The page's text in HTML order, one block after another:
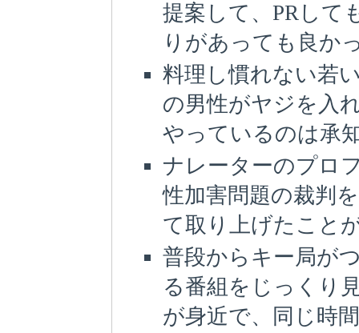
提案して、PRして
りがあっても良か
料理し慣れない若
の男性がヤジを入
やっているのは承
ナレーターのプロ
性加害問題の裁判
て取り上げたこと
普段からキー局が
る番組をじっくり
が身近で、同じ時